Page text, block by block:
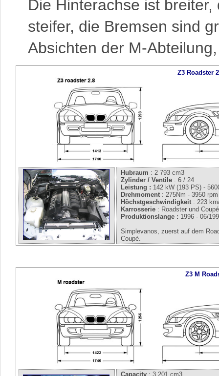
Die Hinterachse ist
steifer, die Bremsen sind
Absichten der M-
Z3 Roadster
Hubraum : 2 793 cm3
Zylinder / Ventile : 6 / 24
Leistung : 142 kW (193 PS) -
Drehmoment : 275Nm - 3950 rpm
Höchstgeschwindigkeit : 223
Karrosserie : Roadster und Coupé
Produktionslange : 1996 - 06/
Simplevanos, zuerst auf dem
Coupé.
Z3 M
Capacity : 3 201 cm3